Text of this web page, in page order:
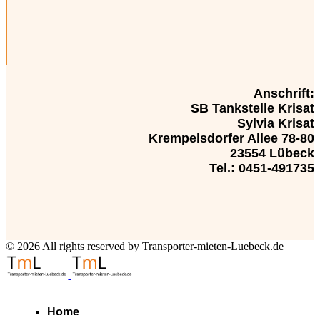
Anschrift:
SB Tankstelle Krisat
Sylvia Krisat
Krempelsdorfer Allee 78-80
23554 Lübeck
Tel.: 0451-491735
© 2026 All rights reserved by Transporter-mieten-Luebeck.de
Home